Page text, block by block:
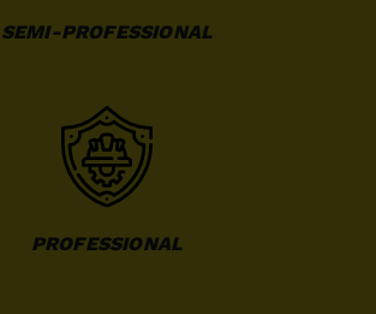
SEMI-PROFESSIONAL
PROFESSIONAL